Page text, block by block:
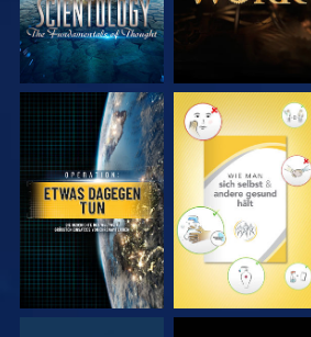
ANSEHEN ANSEHEN